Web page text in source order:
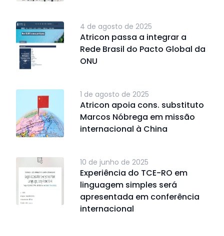
4 de agosto de 2025
Atricon passa a integrar a
Rede Brasil do Pacto Global da
ONU
1 de agosto de 2025
Atricon apoia cons. substituto
Marcos Nóbrega em missão
internacional à China
10 de junho de 2025
Experiência do TCE-RO em
linguagem simples será
apresentada em conferência
internacional